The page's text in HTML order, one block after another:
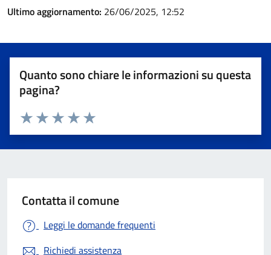
Ultimo aggiornamento: 26/06/2025, 12:52
Quanto sono chiare le informazioni su questa
pagina?
Valuta 5 stelle su 5
Valuta 4 stelle su 5
Valuta 3 stelle su 5
Valuta 2 stelle su 5
Valuta 1 stelle su 5
Contatta il comune
Leggi le domande frequenti
Richiedi assistenza